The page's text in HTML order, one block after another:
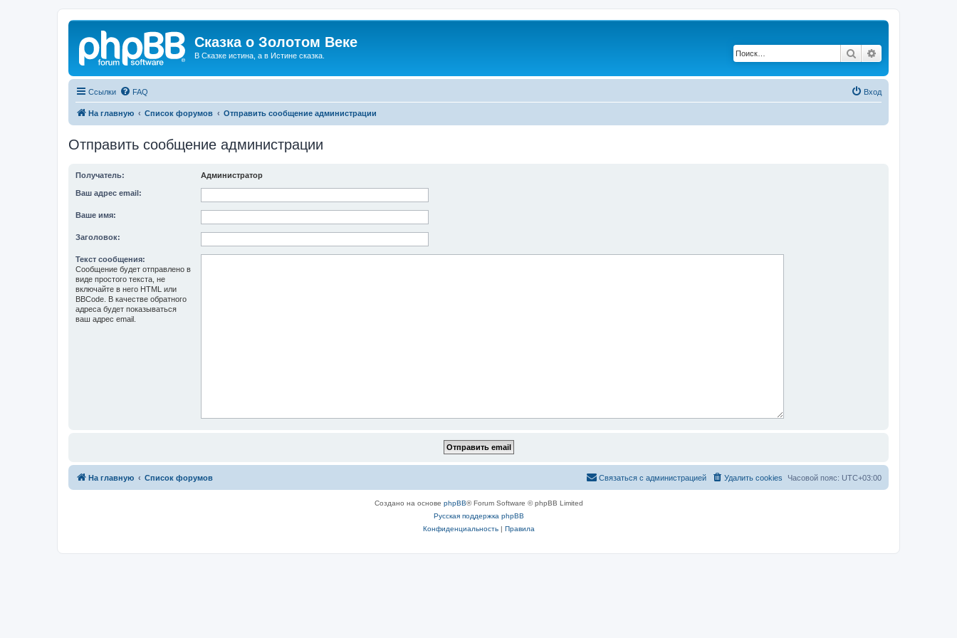
Сказка о Золотом Веке
В Сказке истина, а в Истине сказка. Поиск
Ссылки FAQ Вход
На главную Список форумов Отправить сообщение администрации
Отправить сообщение администрации
Получатель: Администратор
Ваш адрес email:
Ваше имя:
Заголовок:
Текст сообщения:
Сообщение будет отправлено в
виде простого текста, не
включайте в него HTML или
BBCode. В качестве обратного
адреса будет показываться
ваш адрес email.
На главную Список форумов Часовой пояс: UTC+03:00
Удалить cookies
Связаться с администрацией
Создано на основе phpBB® Forum Software © phpBB Limited
Русская поддержка phpBB
Конфиденциальность| Правила